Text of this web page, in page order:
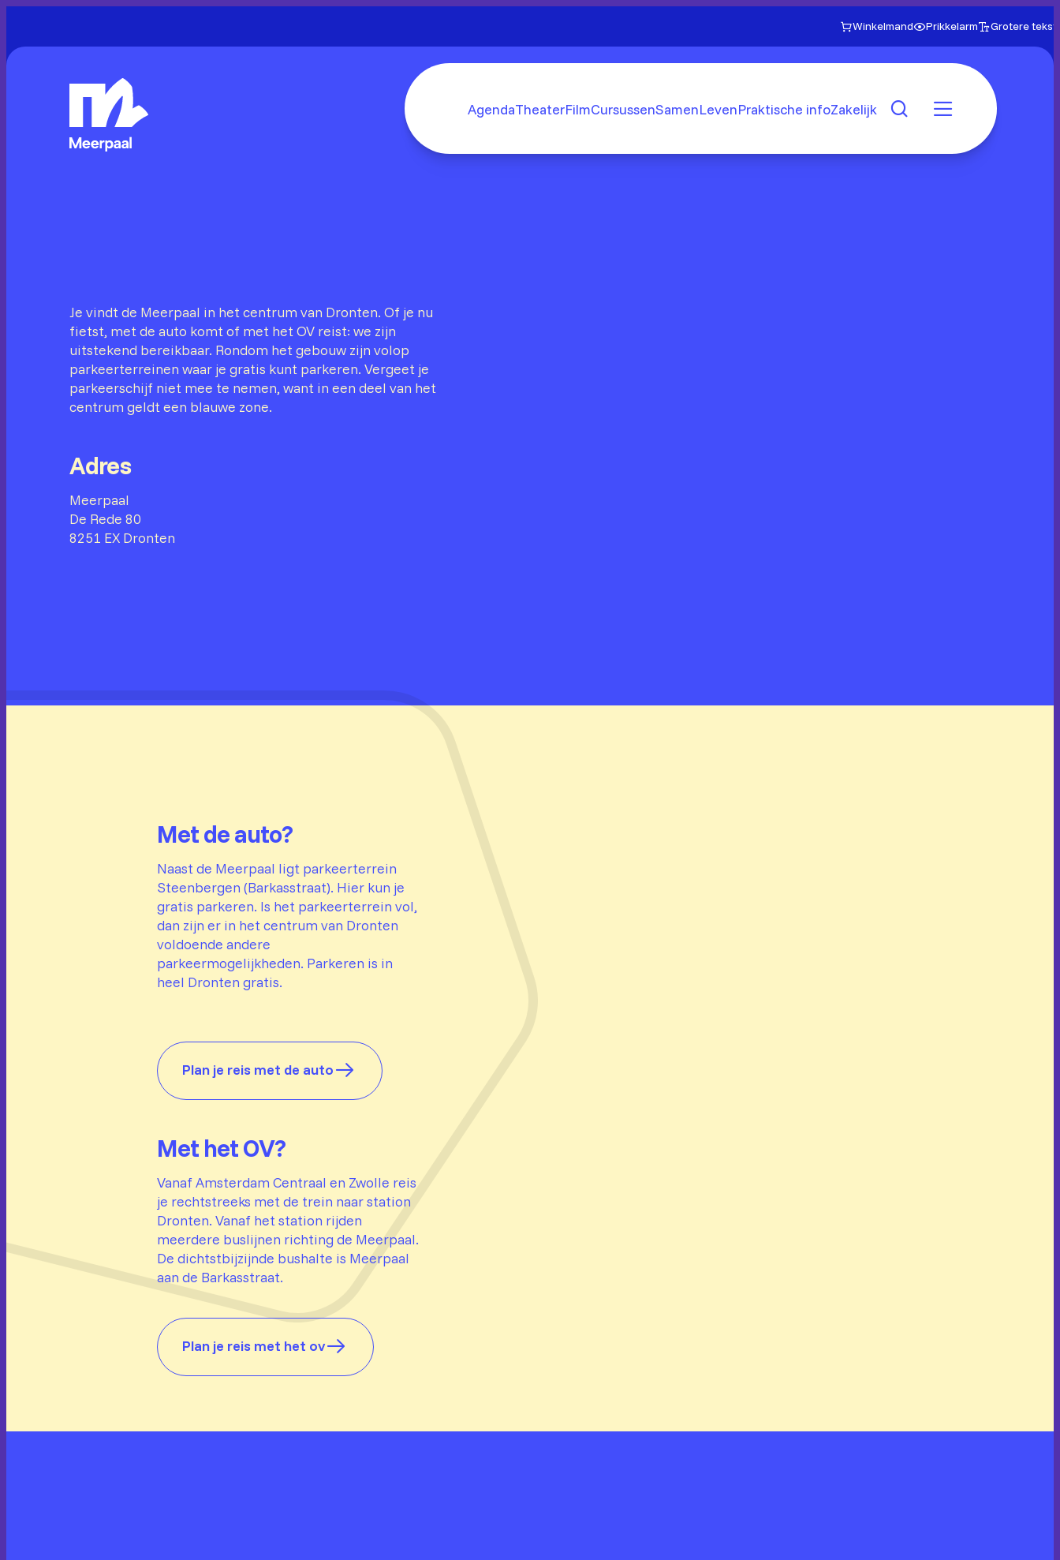
Winkelmand Prikkelarm Grotere tekst
AgendaTheaterFilmCursussenSamenLevenPraktische infoZakelijk
Je vindt de Meerpaal in het centrum van Dronten. Of je nu
fietst, met de auto komt of met het OV reist: we zijn
uitstekend bereikbaar. Rondom het gebouw zijn volop
parkeerterreinen waar je gratis kunt parkeren. Vergeet je
parkeerschijf niet mee te nemen, want in een deel van het
centrum geldt een blauwe zone.
Adres
Meerpaal
De Rede 80
8251 EX Dronten
Met de auto?
Naast de Meerpaal ligt parkeerterrein
Steenbergen (Barkasstraat). Hier kun je
gratis parkeren. Is het parkeerterrein vol,
dan zijn er in het centrum van Dronten
voldoende andere
parkeermogelijkheden. Parkeren is in
heel Dronten gratis.
Plan je reis met de auto
Met het OV?
Vanaf Amsterdam Centraal en Zwolle reis
je rechtstreeks met de trein naar station
Dronten. Vanaf het station rijden
meerdere buslijnen richting de Meerpaal.
De dichtstbijzijnde bushalte is Meerpaal
aan de Barkasstraat.
Plan je reis met het ov